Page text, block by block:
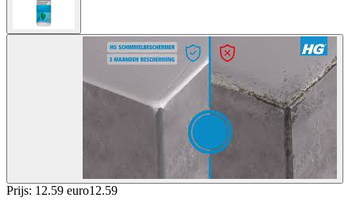
Prijs: 12.59 euro12.59